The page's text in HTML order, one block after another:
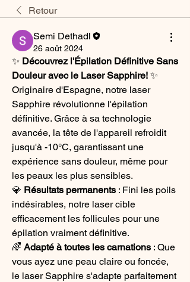
Retour
Semi Dethadl
26 août 2024
✨ Découvrez l'Épilation Définitive Sans
Douleur avec le Laser Sapphire! ✨
Originaire d'Espagne, notre laser
Sapphire révolutionne l'épilation
définitive. Grâce à sa technologie
avancée, la tête de l'appareil refroidit
jusqu'à -10°C, garantissant une
expérience sans douleur, même pour
les peaux les plus sensibles.
💎 Résultats permanents : Fini les poils
indésirables, notre laser cible
efficacement les follicules pour une
épilation vraiment définitive.
🌈 Adapté à toutes les carnations : Que
vous ayez une peau claire ou foncée,
le laser Sapphire s'adapte parfaitement